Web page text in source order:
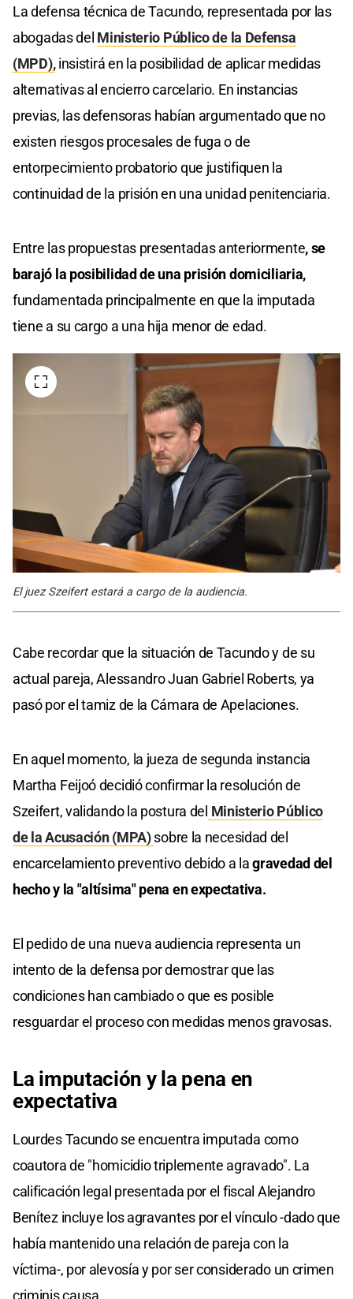
La defensa técnica de Tacundo, representada por las
abogadas del Ministerio Público de la Defensa
(MPD),insistirá en la posibilidad de aplicar medidas
alternativas al encierro carcelario. En instancias
previas, las defensoras habían argumentado que no
existen riesgos procesales de fuga o de
entorpecimiento probatorio que justifiquen la
continuidad de la prisión en una unidad penitenciaria.
Entre las propuestas presentadas anteriormente, se
barajó la posibilidad de una prisión domiciliaria,
fundamentada principalmente en que la imputada
tiene a su cargo a una hija menor de edad.
El juez Szeifert estará a cargo de la audiencia.
Cabe recordar que la situación de Tacundo y de su
actual pareja, Alessandro Juan Gabriel Roberts, ya
pasó por el tamiz de la Cámara de Apelaciones.
En aquel momento, la jueza de segunda instancia
Martha Feijoó decidió confirmar la resolución de
Szeifert, validando la postura del Ministerio Público
de la Acusación (MPA)sobre la necesidad del
encarcelamiento preventivo debido a lagravedad del
hecho y la "altísima" pena en expectativa.
El pedido de una nueva audiencia representa un
intento de la defensa por demostrar que las
condiciones han cambiado o que es posible
resguardar el proceso con medidas menos gravosas.
La imputación y la pena en
expectativa
Lourdes Tacundo se encuentra imputada como
coautora de "homicidio triplemente agravado". La
calificación legal presentada por el fiscal Alejandro
Benítez incluye los agravantes por el vínculo -dado que
había mantenido una relación de pareja con la
víctima-, por alevosía y por ser considerado un crimen